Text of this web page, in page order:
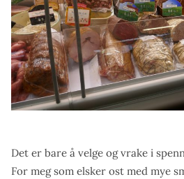
Det er bare å velge og vrake i
For meg som elsker ost med mye